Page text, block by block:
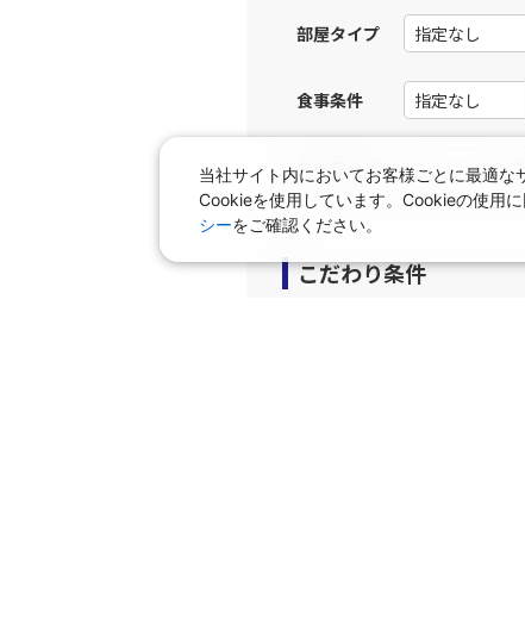
部屋タイプ
食事条件
キーワード
こだわり条件
当社サイト内においてお客様ごとに最適
Cookieを使用しています。Cookieの使用
シーをご確認ください。